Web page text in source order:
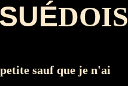
DOIS
sauf que je n'ai